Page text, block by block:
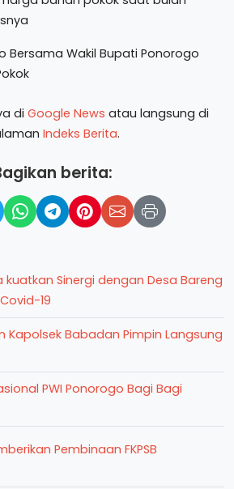
di Google News atau langsung di
Indeks Berita.
berita:
kuatkan Sinergi dengan Desa Bareng
19
Kapolsek Babadan Pimpin Langsung
PWI Ponorogo Bagi Bagi
Pembinaan FKPSB